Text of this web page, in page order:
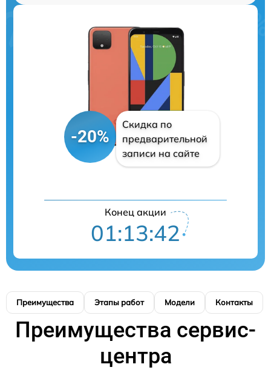
-20%
Скидка по
предварительной
записи на сайте
Конец акции
01:13:41
Преимущества Этапы работ Модели Контакты
Преимущества сервис-
центра